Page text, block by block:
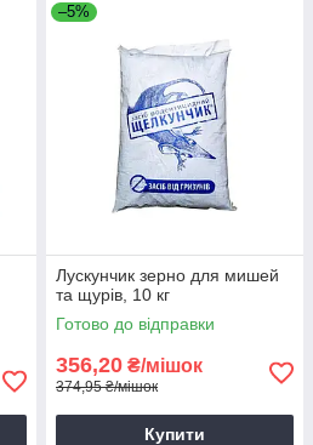
–5%
Лускунчик зерно для мишей
та щурів, 10 кг
Готово до відправки
356,20 ₴/мішок
374,95 ₴/мішок
Купити